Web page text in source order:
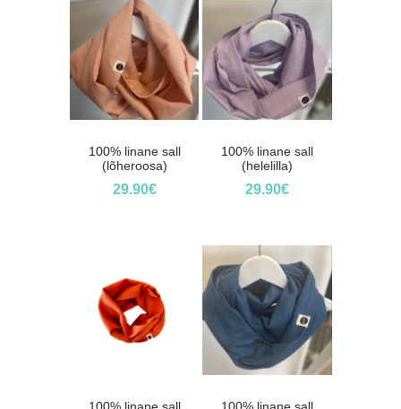
100% linane sall
(lõheroosa)
29.90€
100% linane sall
(helelilla)
29.90€
100% linane sall
100% linane sall